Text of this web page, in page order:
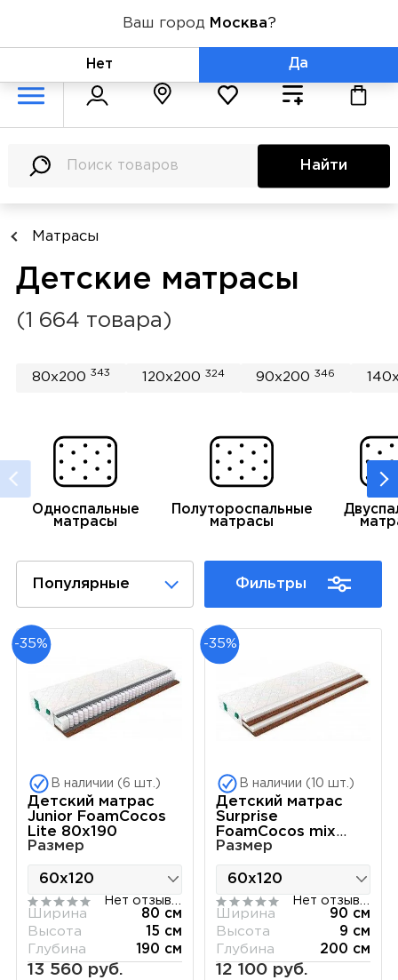
+7 (800) 775-71-06
Найти
Матрасы
Детские матрасы
(1 664 товара)
80x200 343 120x200 324 90x200346
Односпальные
матрасы
Полутороспальные
матрасы
Популярные Фильтры
-35%
В наличии (6 шт.)
Детский матрас
Junior FoamCocos
Lite 80х190
Размер
Ширина
80 см
Высота
15 см
Глубина
190 см
13 560 руб.
-35%
В наличии (10 шт.)
Детский матрас
Surprise
FoamCocos mix
90х200
Размер
Ширина
90 см
Высота
9 см
Глубина
200 см
12 100 руб.
Ваш город Москва?
Нет Да